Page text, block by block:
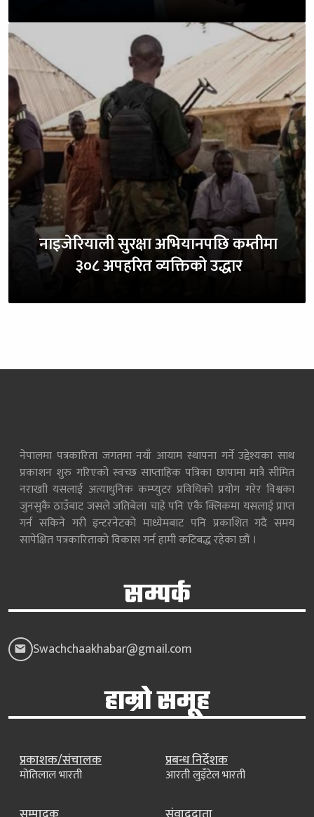
नाइजेरियाली सुरक्षा अभियानपछि कम्तीमा
३०८ अपहरित व्यक्तिको उद्धार
नेपालमा पत्रकारिता जगतमा नयाँ आयाम स्थापना गर्ने उद्देश्यका साथ
प्रकाशन शुरु गरिएको स्वच्छ साप्ताहिक पत्रिका छापामा मात्रै सीमित
नराखाी यसलाई अत्याधुनिक कम्प्युटर प्रविधिको प्रयोग गरेर विश्वका
जुनसुकै ठाउँबाट जसले जतिबेला चाहे पनि एकै क्लिकमा यसलाई प्राप्त
गर्न सकिने गरी इन्टरनेटको माध्येमबाट पनि प्रकाशित गदै समय
सापेक्षित पत्रकारिताको विकास गर्न हामी कटिबद्ध रहेका छौं ।
सम्पर्क
Swachchaakhabar@gmail.com
हाम्रो समूह
प्रकाशक/संचालक
मोतिलाल भारती
प्रबन्ध निर्देशक
आरती लुइँटेल भारती